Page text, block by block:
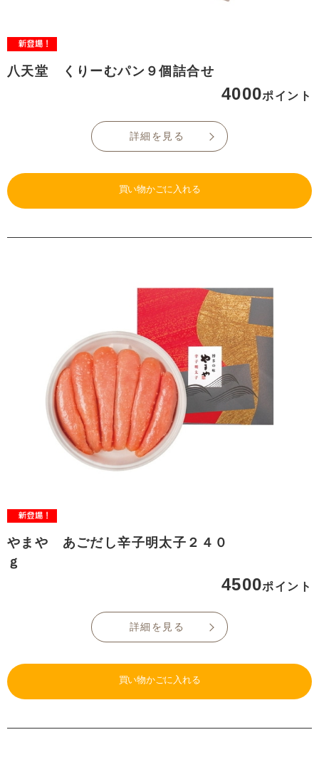
八天堂 くりーむパン９個詰合せ
4000ポイント
詳細を見る
買い物かごに入れる
やまや あごだし辛子明太子２４０
ｇ
4500ポイント
詳細を見る
買い物かごに入れる